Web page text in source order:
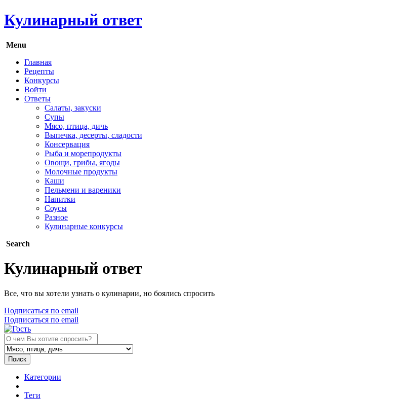
Кулинарный ответ
Menu
Главная
Рецепты
Конкурсы
Войти
Ответы
Салаты, закуски
Супы
Мясо, птица, дичь
Выпечка, десерты, сладости
Консервация
Рыба и морепродукты
Овощи, грибы, ягоды
Молочные продукты
Каши
Пельмени и вареники
Напитки
Соусы
Разное
Кулинарные конкурсы
Search
Кулинарный ответ
Все, что вы хотели узнать о кулинарии, но боялись спросить
Подписаться по email
Подписаться по email
Поиск
Категории
Теги